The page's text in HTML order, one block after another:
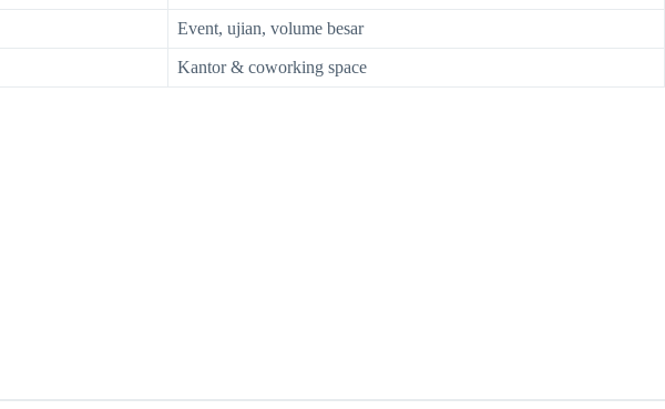
Event, ujian, volume besar
Kantor & coworking space